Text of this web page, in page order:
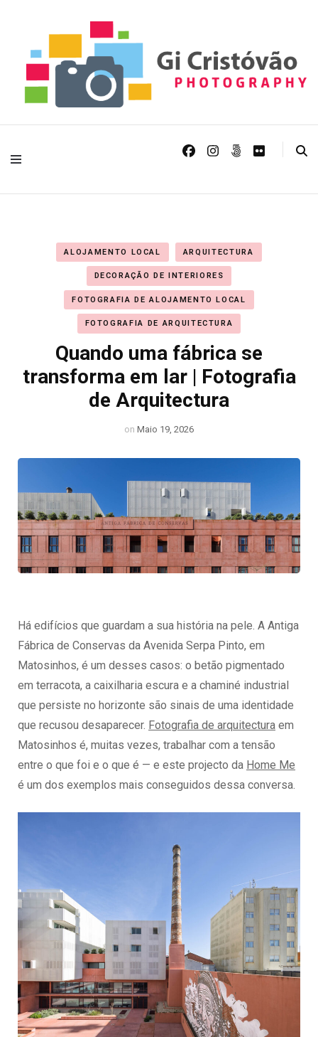
Gi Cristóvão
Fotografia de Arquitectura, paisagem natural, urbana e astrofotografia
ALOJAMENTO LOCAL ARQUITECTURA
DECORAÇÃO DE INTERIORES
FOTOGRAFIA DE ALOJAMENTO LOCAL
FOTOGRAFIA DE ARQUITECTURA
Quando uma fábrica se
transforma em lar | Fotografia
de Arquitectura
on Maio 19, 2026
Há edifícios que guardam a sua história na pele. A Antiga
Fábrica de Conservas da Avenida Serpa Pinto, em
Matosinhos, é um desses casos: o betão pigmentado
em terracota, a caixilharia escura e a chaminé industrial
que persiste no horizonte são sinais de uma identidade
que recusou desaparecer. Fotografia de arquitectura em
Matosinhos é, muitas vezes, trabalhar com a tensão
entre o que foi e o que é — e este projecto da Home Me
é um dos exemplos mais conseguidos dessa conversa.